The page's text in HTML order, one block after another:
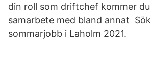
din roll som driftchef kommer
samarbete med bland annat
sommarjobb i Laholm 2021.